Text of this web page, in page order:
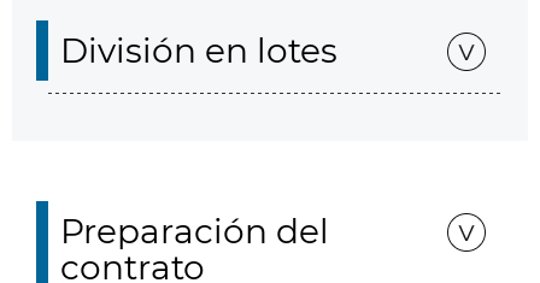
División en lotes
Preparación del
contrato